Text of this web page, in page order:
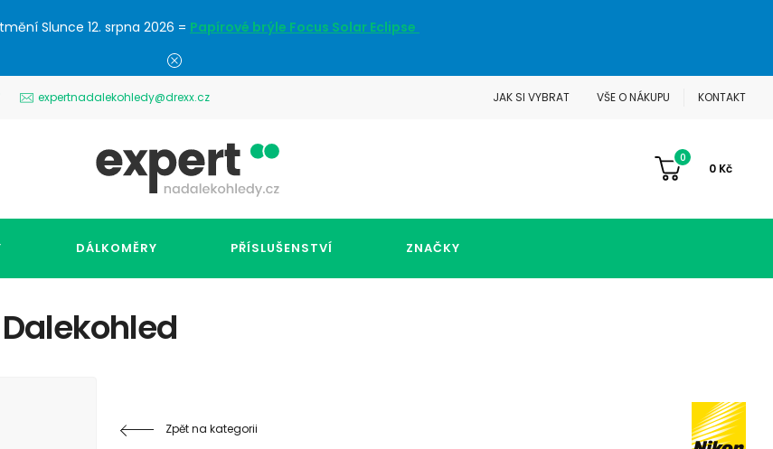
Slunce 12. srpna 2026 = Papírové brýle Focus Solar Eclipse
expertnadalekohledy@drexx.cz JAK SI VYBRAT VŠE O NÁKUPU KONTAKT
0
0 Kč
DÁLKOMĚRY PŘÍSLUŠENSTVÍ ZNAČKY
Dalekohled
Zpět na kategorii